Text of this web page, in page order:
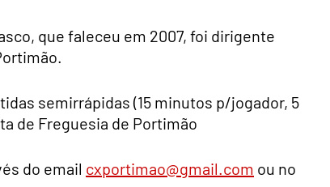
que faleceu em 2007, foi dirigente
semirrápidas (15 minutos p/jogador, 5
de Freguesia de Portimão
do email cxportimao@gmail.com ou no